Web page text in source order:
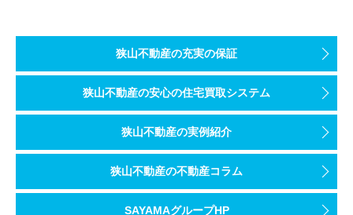
狭山不動産の充実の保証
狭山不動産の安心の住宅買取システム
狭山不動産の実例紹介
狭山不動産の不動産コラム
SAYAMAグループHP